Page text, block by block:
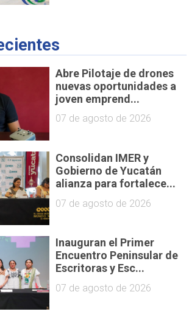
Abre Pilotaje de drones
nuevas oportunidades a
joven emprend...
07 de agosto de 2026
Consolidan IMER y
Gobierno de Yucatán
alianza para fortalece...
07 de agosto de 2026
Inauguran el Primer
Encuentro Peninsular de
Escritoras y Esc...
07 de agosto de 2026